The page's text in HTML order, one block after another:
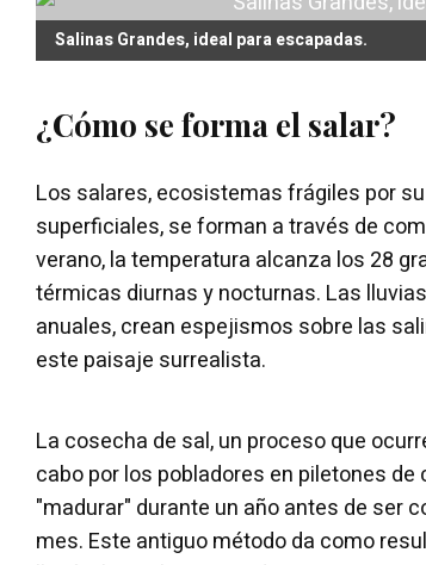
Salinas Grandes, ideal para escapadas.
¿Cómo se forma el salar?
Los salares, ecosistemas frágiles por
superficiales, se forman a través de
verano, la temperatura alcanza los 28
térmicas diurnas y nocturnas. Las
anuales, crean espejismos sobre las
este paisaje surrealista.
La cosecha de sal, un proceso que
cabo por los pobladores en piletones
"madurar" durante un año antes de ser
mes. Este antiguo método da como